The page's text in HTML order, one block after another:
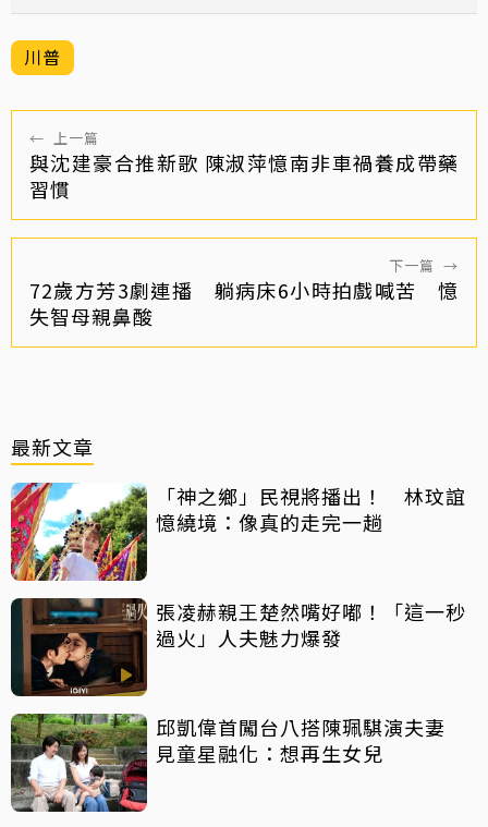
川普
← 上一篇
與沈建豪合推新歌 陳淑萍憶南非車禍養成帶藥
習慣
下一篇 →
72歲方芳3劇連播 躺病床6小時拍戲喊苦 憶
失智母親鼻酸
最新文章
「神之鄉」民視將播出！ 林玟誼
憶繞境：像真的走完一趟
張凌赫親王楚然嘴好嘟！「這一秒
過火」人夫魅力爆發
邱凱偉首闖台八搭陳珮騏演夫妻
見童星融化：想再生女兒